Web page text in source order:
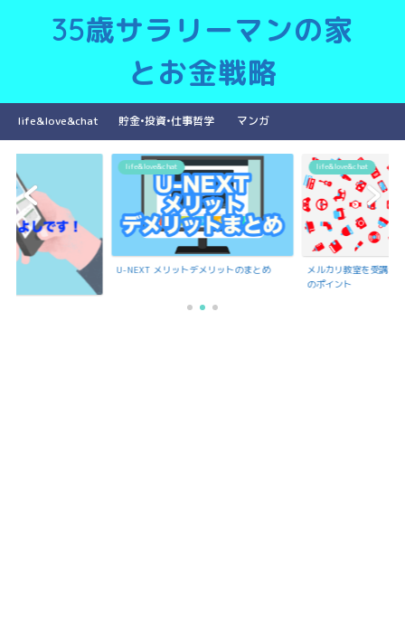
35歳サラリーマンの家
とお金戦略
life&love&chat 貯金•投資•仕事哲学 マンガ
life&love&chat
U-NEXT メリットデメリットのまとめ
life&love&chat
メルカリ教室を受講で
のポイント